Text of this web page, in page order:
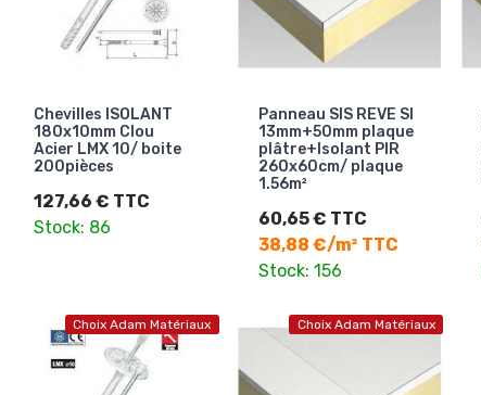
Chevilles ISOLANT
180x10mm Clou
Acier LMX 10/ boite
200pièces
127,66 € TTC
Stock: 86
Panneau SIS REVE SI
13mm+50mm plaque
plâtre+Isolant PIR
260x60cm/ plaque
1.56m²
60,65 € TTC
38,88 €/m² TTC
Stock: 156
Choix Adam Matériaux Choix Adam Matériaux